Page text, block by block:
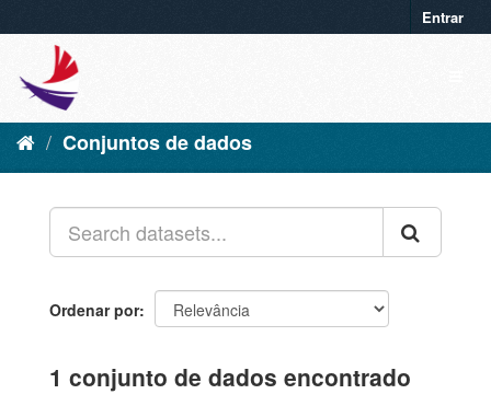
Entrar
Conjuntos de dados
Ordenar por
1 conjunto de dados encontrado